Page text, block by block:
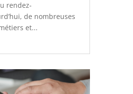
rendez-
de nombreuses
et...